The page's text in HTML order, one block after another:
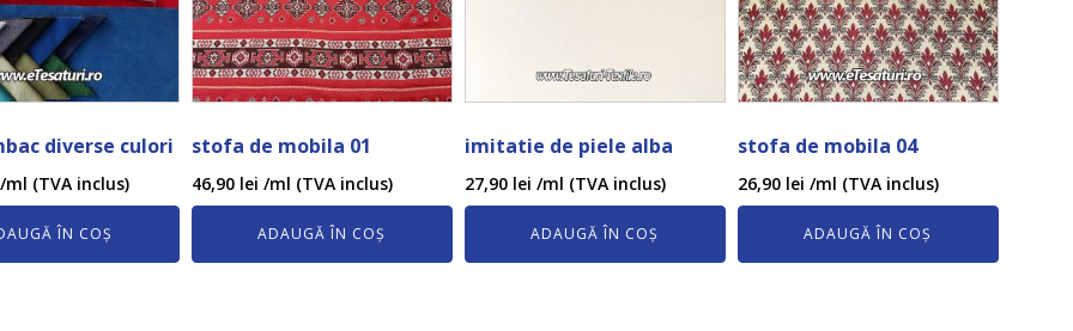
diverse culori
(TVA inclus)
ÎN COȘ
stofa de mobila 01
46,90 lei /ml (TVA inclus)
ADAUGĂ ÎN COȘ
imitatie de piele alba
27,90 lei /ml (TVA inclus)
ADAUGĂ ÎN COȘ
stofa de mobila 04
26,90 lei /ml (TVA inclus)
ADAUGĂ ÎN COȘ